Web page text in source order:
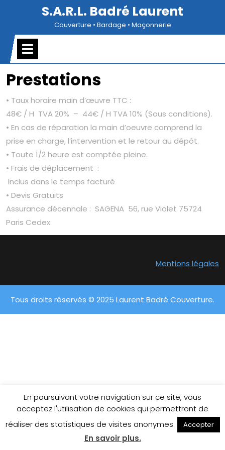
S.A.R.L. Badré Laurent
Couverture • Bardage • Maçonnerie
Prestations
• Taux horaire main d’œuvre TTC :
48€ / H TVA 20% – 44€ / H TVA 10% (Sous conditions).
• En cas de réparation la main d’oeuvre comprend la
prise en charge, l’intervention et le retour au dépôt.
• Toute 1/2 heure est comptée pleine.
• Frais de déplacement :
Inclus dans le temps facturé
• Devis Gratuits
Assurance décennale : SAGENA 56, rue Violet 75724
Paris Cedex
Mentions légales
Tous droits réservés © 2025 Laurent Badré Couverture.
En poursuivant votre navigation sur ce site, vous
acceptez l'utilisation de cookies qui permettront de
réaliser des statistiques de visites anonymes.
Accepter
En savoir plus.